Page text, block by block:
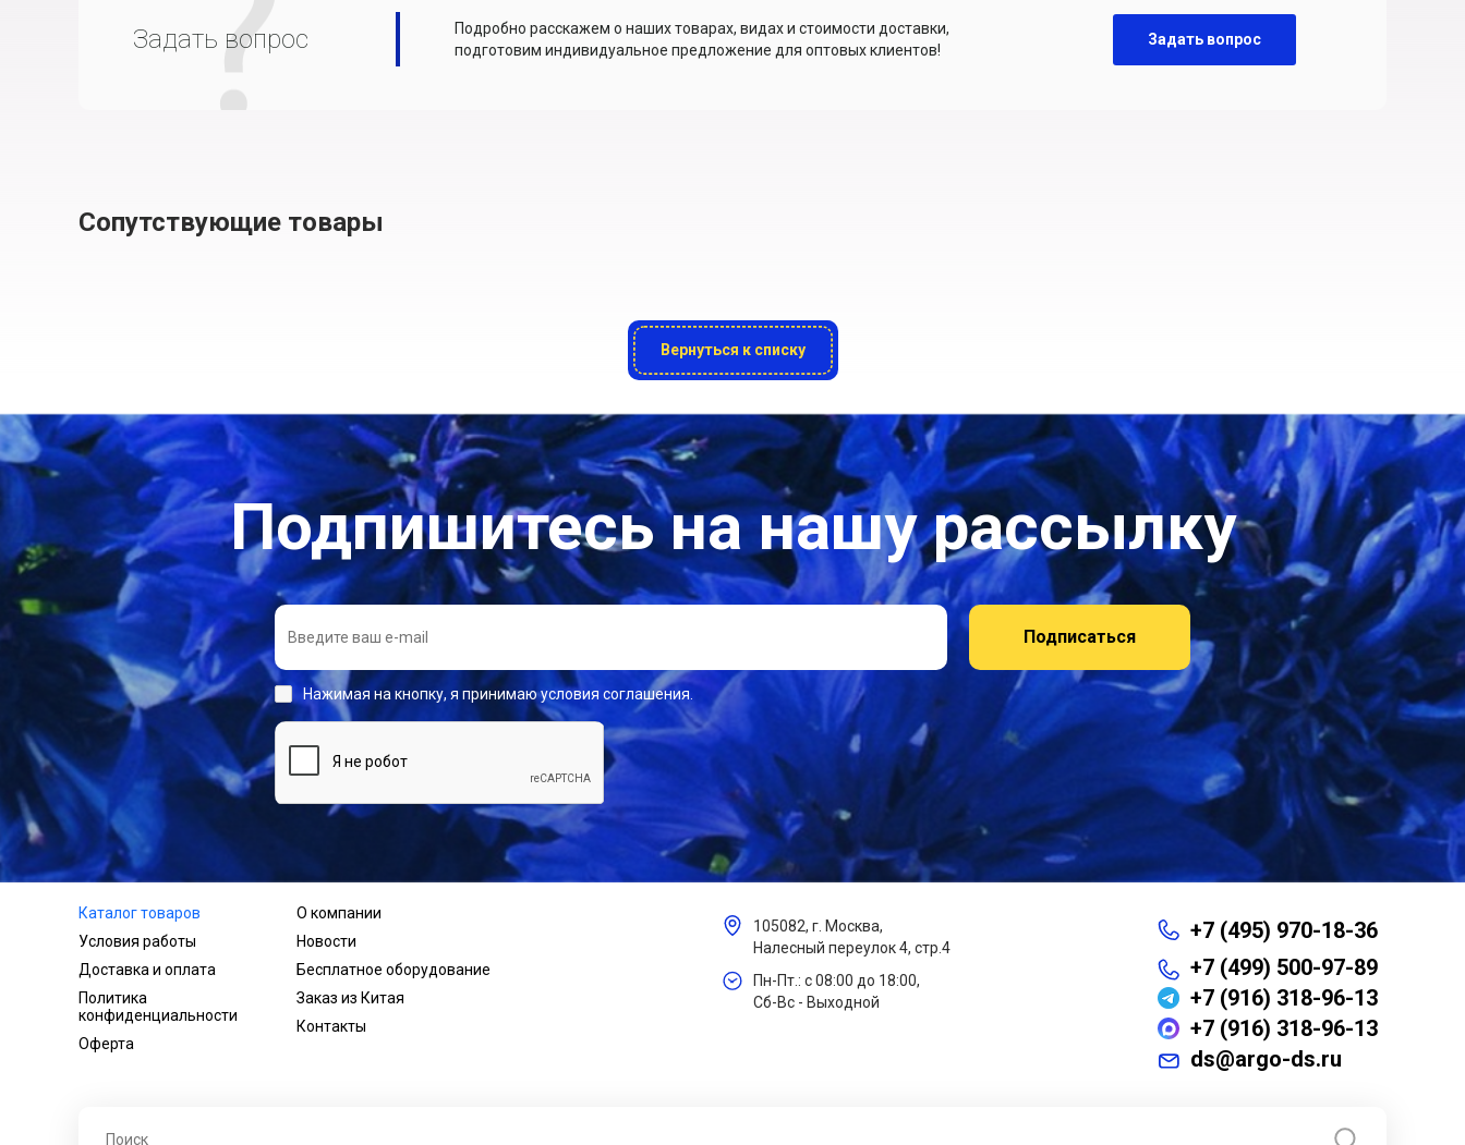
Задать вопрос
Подробно расскажем о наших товарах, видах и стоимости доставки,
подготовим индивидуальное предложение для оптовых клиентов!
Задать вопрос
Сопутствующие товары
Вернуться к списку
Подпишитесь на нашу рассылку
Подписаться
Нажимая на кнопку, я принимаю условия соглашения.
Каталог товаров
Условия работы
Доставка и оплата
Политика
конфиденциальности
Оферта
О компании
Новости
Бесплатное оборудование
Заказ из Китая
Контакты
105082, г. Москва,
Налесный переулок 4, стр.4
Пн-Пт.: с 08:00 до 18:00,
Сб-Вс - Выходной
+7 (495) 970-18-36
+7 (499) 500-97-89
+7 (916) 318-96-13
+7 (916) 318-96-13
ds@argo-ds.ru